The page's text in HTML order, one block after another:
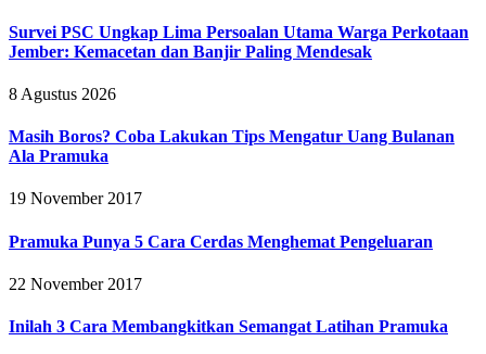
Survei PSC Ungkap Lima Persoalan Utama Warga Perkotaan
Jember: Kemacetan dan Banjir Paling Mendesak
8 Agustus 2026
Masih Boros? Coba Lakukan Tips Mengatur Uang Bulanan
Ala Pramuka
19 November 2017
Pramuka Punya 5 Cara Cerdas Menghemat Pengeluaran
22 November 2017
Inilah 3 Cara Membangkitkan Semangat Latihan Pramuka